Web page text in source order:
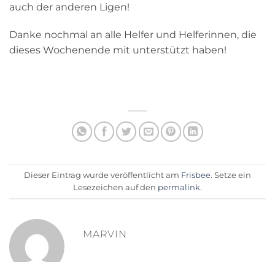
auch der anderen Ligen!
Danke nochmal an alle Helfer und Helferinnen, die
dieses Wochenende mit unterstützt haben!
Dieser Eintrag wurde veröffentlicht am Frisbee. Setze ein
Lesezeichen auf den permalink.
MARVIN